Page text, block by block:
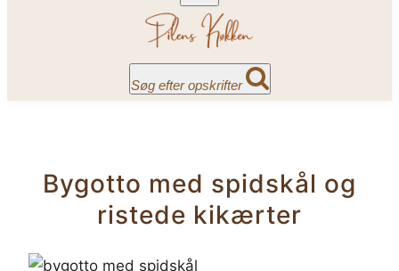
Søg efter opskrifter
Bygotto med spidskål og
ristede kikærter